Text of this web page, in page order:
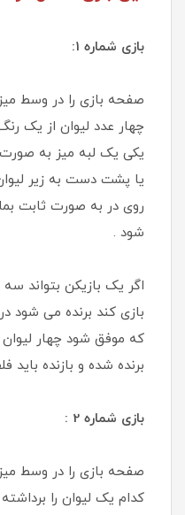
بازی شماره 1:
صفحه بازی را در وسط میز
چهار عدد لیوان از یک
یکی یک لبه میز به
یا پشت دست به زیر
روی در به صورت ثابت
شود .
اگر یک بازیکن بتواند
بازی کند برنده می شود
که موفق شود چهار لیوان
برنده شده و بازنده باید
بازی شماره 2 :
صفحه بازی را در وسط میز
کدام یک لیوان را